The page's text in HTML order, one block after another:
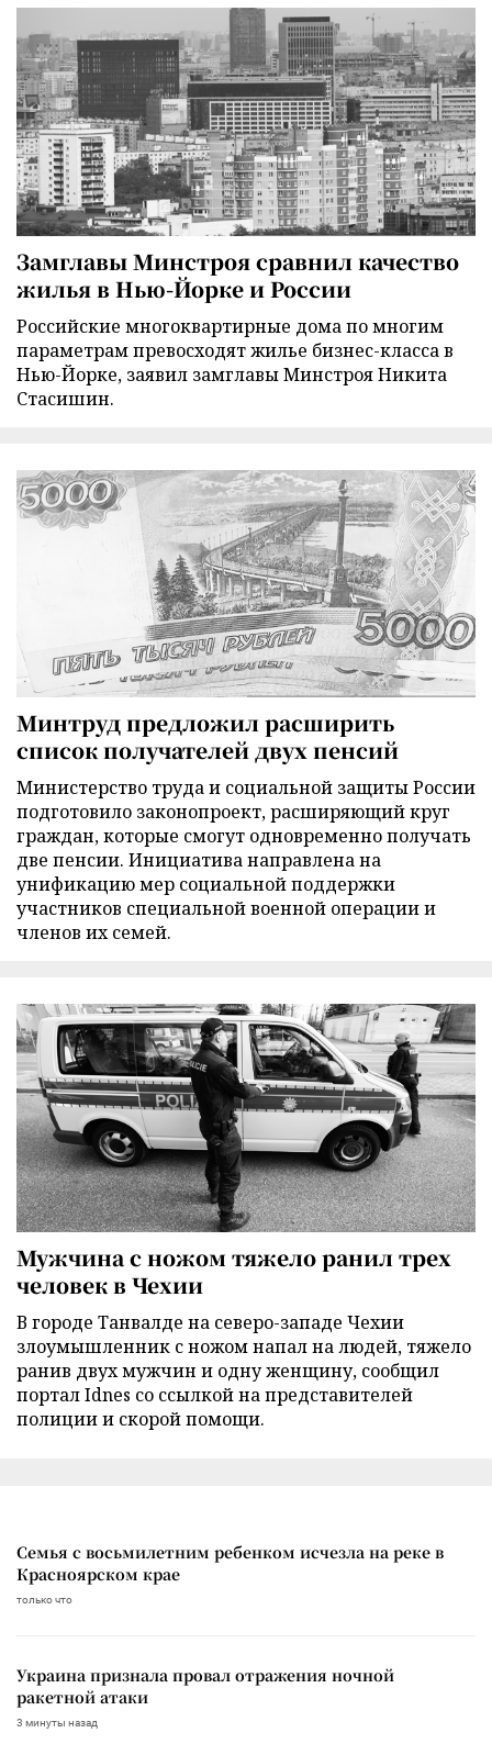
Замглавы Минстроя сравнил качество
жилья в Нью-Йорке и России
Российские многоквартирные дома по многим
параметрам превосходят жилье бизнес-класса в
Нью-Йорке, заявил замглавы Минстроя Никита
Стасишин.
Минтруд предложил расширить
список получателей двух пенсий
Министерство труда и социальной защиты России
подготовило законопроект, расширяющий круг
граждан, которые смогут одновременно получать
две пенсии. Инициатива направлена на
унификацию мер социальной поддержки
участников специальной военной операции и
членов их семей.
Мужчина с ножом тяжело ранил трех
человек в Чехии
В городе Танвалде на северо-западе Чехии
злоумышленник с ножом напал на людей, тяжело
ранив двух мужчин и одну женщину, сообщил
портал Idnes со ссылкой на представителей
полиции и скорой помощи.
Семья с восьмилетним ребенком исчезла на реке в
Красноярском крае
только что
Украина признала провал отражения ночной
ракетной атаки
3 минуты назад